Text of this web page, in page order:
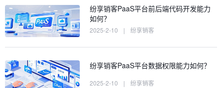
纷享销客PaaS平台前后端代码开发能力
如何？
2025-2-10 | 纷享销客
纷享销客PaaS平台数据权限能力如何？
2025-2-10 | 纷享销客